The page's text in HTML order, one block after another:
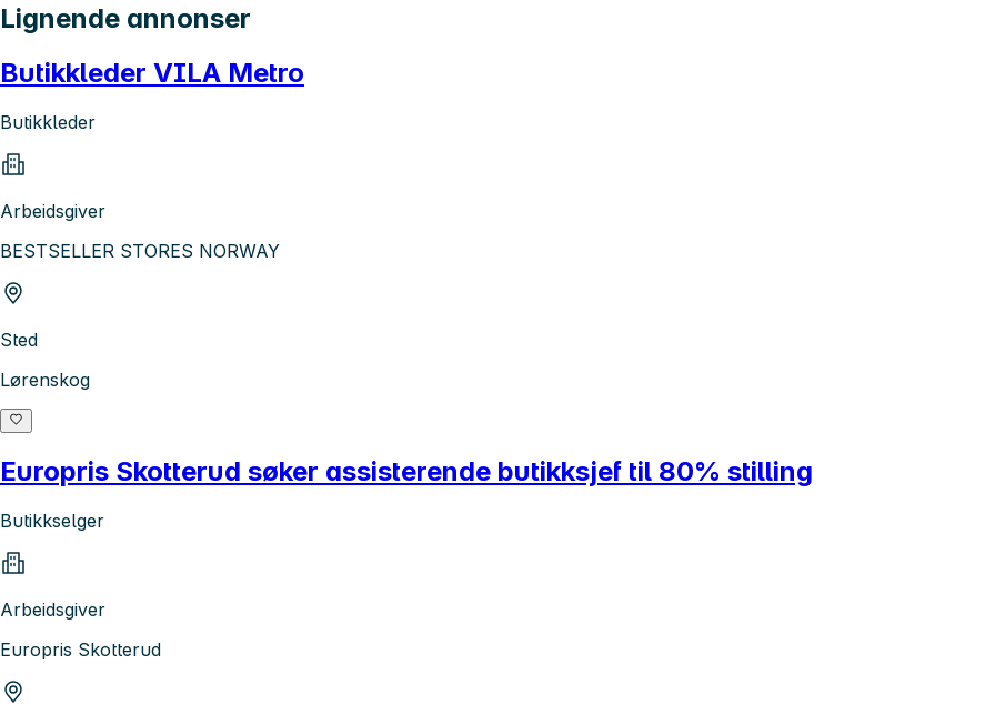
Lignende annonser
Butikkleder VILA Metro
Butikkleder
Arbeidsgiver
BESTSELLER STORES NORWAY
Sted
Lørenskog
Europris Skotterud søker assisterende butikksjef til 80% stilling
Butikkselger
Arbeidsgiver
Europris Skotterud